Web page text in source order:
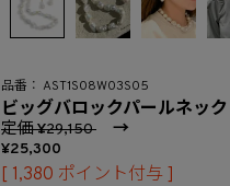
AST1S08W03S05
ビッグバロックパールネッ
定価 29,150 →
25,300
[ 1,380 ポイント付与 ]